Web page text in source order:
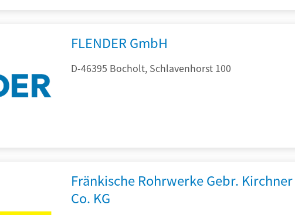
FLENDER GmbH
D-46395 Bocholt, Schlavenhorst 100
Fränkische Rohrwerke Gebr.
Co. KG